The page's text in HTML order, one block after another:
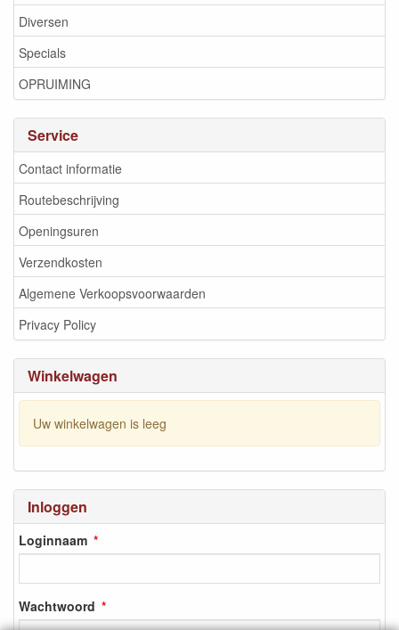
Diversen
Specials
OPRUIMING
Service
Contact informatie
Routebeschrijving
Openingsuren
Verzendkosten
Algemene Verkoopsvoorwaarden
Privacy Policy
Winkelwagen
Uw winkelwagen is leeg
Inloggen
Loginnaam
Wachtwoord